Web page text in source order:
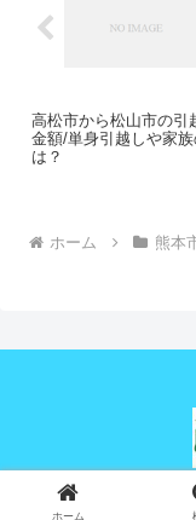
高松市から松山市の引
金額/単身引越しや家
は？
ホーム 熊本
ホーム